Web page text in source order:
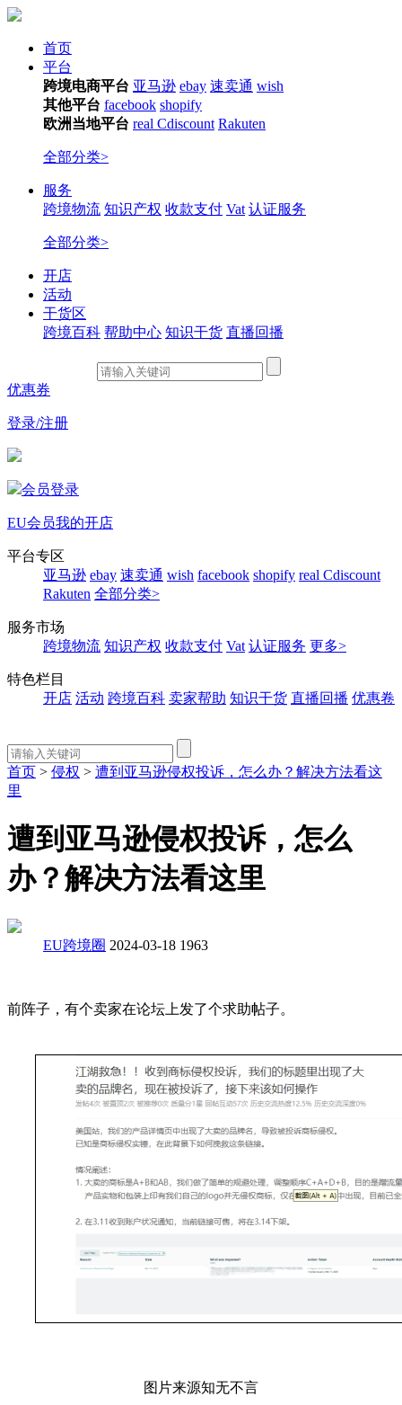
首页
平台
跨境电商平台 亚马逊 ebay 速卖通 wish
其他平台 facebook shopify
欧洲当地平台 real Cdiscount Rakuten
全部分类>
服务
跨境物流 知识产权 收款支付 Vat 认证服务
全部分类>
开店
活动
干货区
跨境百科 帮助中心 知识干货 直播回播
优惠券
登录/注册
会员登录
EU会员我的开店
平台专区
亚马逊 ebay 速卖通 wish facebook shopify real Cdiscount
Rakuten 全部分类>
服务市场
跨境物流 知识产权 收款支付 Vat 认证服务 更多>
特色栏目
开店 活动 跨境百科 卖家帮助 知识干货 直播回播 优惠卷
首页 > 侵权 > 遭到亚马逊侵权投诉，怎么办？解决方法看这
里
遭到亚马逊侵权投诉，怎么
办？解决方法看这里
EU跨境圈 2024-03-18 1963
前阵子，有个卖家在论坛上发了个求助帖子。
图片来源知无不言